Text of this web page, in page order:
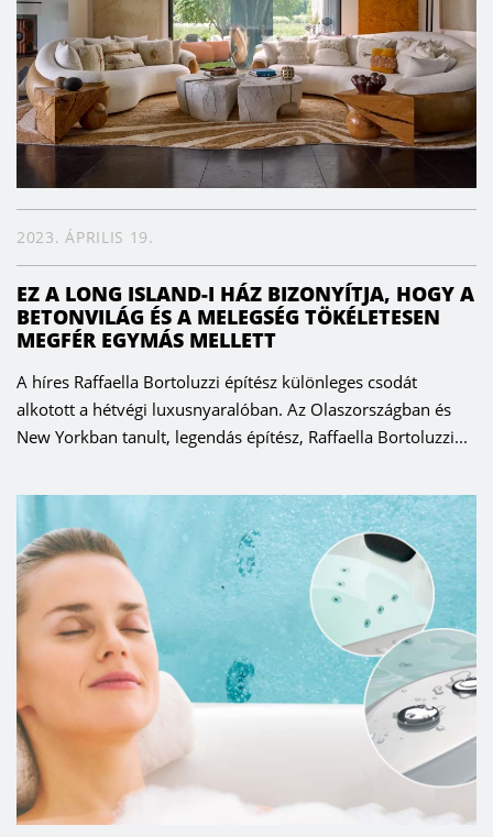
2023. ÁPRILIS 19.
EZ A LONG ISLAND-I HÁZ BIZONYÍTJA, HOGY A
BETONVILÁG ÉS A MELEGSÉG TÖKÉLETESEN
MEGFÉR EGYMÁS MELLETT
A híres Raffaella Bortoluzzi építész különleges csodát
alkotott a hétvégi luxusnyaralóban. Az Olaszországban és
New Yorkban tanult, legendás építész, Raffaella Bortoluzzi...